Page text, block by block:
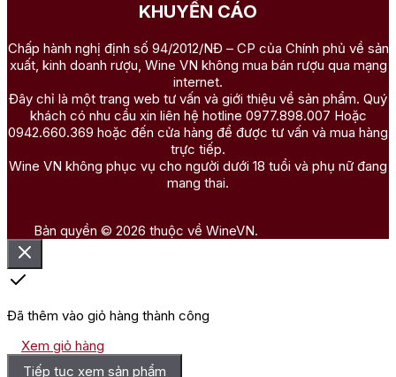
KHUYẾN CÁO
Chấp hành nghị định số 94/2012/NĐ – CP của Chính phủ về sản
xuất, kinh doanh rượu, Wine VN không mua bán rượu qua mạng
internet.
Đây chỉ là một trang web tư vấn và giới thiệu về sản phẩm. Quý
khách có nhu cầu xin liên hệ hotline 0977.898.007 Hoặc
0942.660.369 hoặc đến cửa hàng để được tư vấn và mua hàng
trực tiếp.
Wine VN không phục vụ cho người dưới 18 tuổi và phụ nữ đang
mang thai.
Bản quyền © 2026 thuộc về WineVN.
Đã thêm vào giỏ hàng thành công
Xem giỏ hàng
Tiếp tục xem sản phẩm